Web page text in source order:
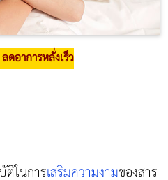
อาการหลั่งเร็ว
ในการเสริมความงามของสาร